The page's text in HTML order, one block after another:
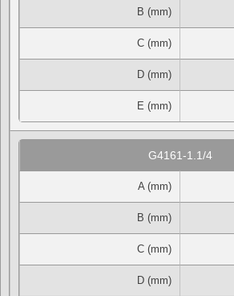
B (mm)
C (mm)
D (mm)
E (mm)
G4161-1.1/4
A (mm)
B (mm)
C (mm)
D (mm)